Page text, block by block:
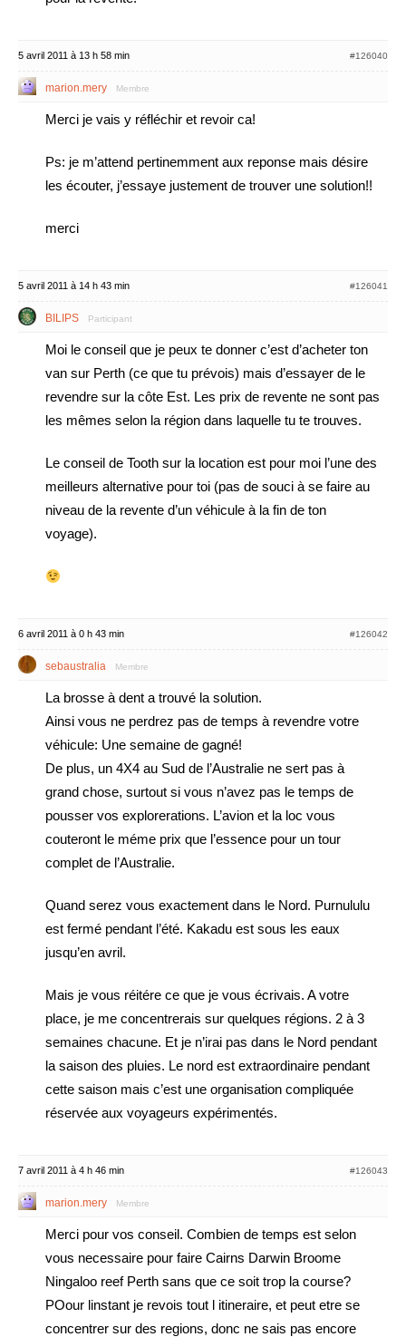
5 avril 2011 à 13 h 58 min #126040
marion.mery Membre
Merci je vais y réfléchir et revoir ca!
Ps: je m’attend pertinemment aux reponse mais désire
les écouter, j’essaye justement de trouver une solution!!
merci
5 avril 2011 à 14 h 43 min #126041
BILIPS Participant
Moi le conseil que je peux te donner c’est d’acheter ton
van sur Perth (ce que tu prévois) mais d’essayer de le
revendre sur la côte Est. Les prix de revente ne sont pas
les mêmes selon la région dans laquelle tu te trouves.
Le conseil de Tooth sur la location est pour moi l’une des
meilleurs alternative pour toi (pas de souci à se faire au
niveau de la revente d’un véhicule à la fin de ton
voyage).
6 avril 2011 à 0 h 43 min #126042
sebaustralia Membre
La brosse à dent a trouvé la solution.
Ainsi vous ne perdrez pas de temps à revendre votre
véhicule: Une semaine de gagné!
De plus, un 4X4 au Sud de l’Australie ne sert pas à
grand chose, surtout si vous n’avez pas le temps de
pousser vos explorerations. L’avion et la loc vous
couteront le méme prix que l’essence pour un tour
complet de l’Australie.
Quand serez vous exactement dans le Nord. Purnululu
est fermé pendant l’été. Kakadu est sous les eaux
jusqu’en avril.
Mais je vous réitére ce que je vous écrivais. A votre
place, je me concentrerais sur quelques régions. 2 à 3
semaines chacune. Et je n’irai pas dans le Nord pendant
la saison des pluies. Le nord est extraordinaire pendant
cette saison mais c’est une organisation compliquée
réservée aux voyageurs expérimentés.
7 avril 2011 à 4 h 46 min #126043
marion.mery Membre
Merci pour vos conseil. Combien de temps est selon
vous necessaire pour faire Cairns Darwin Broome
Ningaloo reef Perth sans que ce soit trop la course?
POour linstant je revois tout l itineraire, et peut etre se
concentrer sur des regions, donc ne sais pas encore